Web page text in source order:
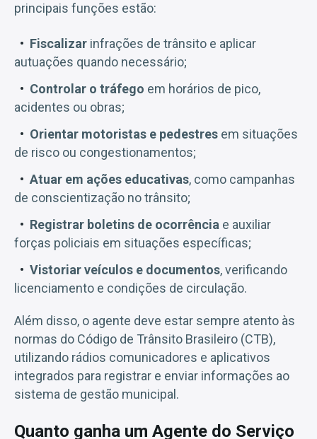
principais funções estão:
Fiscalizar infrações de trânsito e aplicar
autuações quando necessário;
Controlar o tráfego em horários de pico,
acidentes ou obras;
Orientar motoristas e pedestres em situações
de risco ou congestionamentos;
Atuar em ações educativas, como campanhas
de conscientização no trânsito;
Registrar boletins de ocorrência e auxiliar
forças policiais em situações específicas;
Vistoriar veículos e documentos, verificando
licenciamento e condições de circulação.
Além disso, o agente deve estar sempre atento às
normas do Código de Trânsito Brasileiro (CTB),
utilizando rádios comunicadores e aplicativos
integrados para registrar e enviar informações ao
sistema de gestão municipal.
Quanto ganha um Agente do Serviço